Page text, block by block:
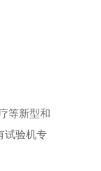
等新型和
试验机专